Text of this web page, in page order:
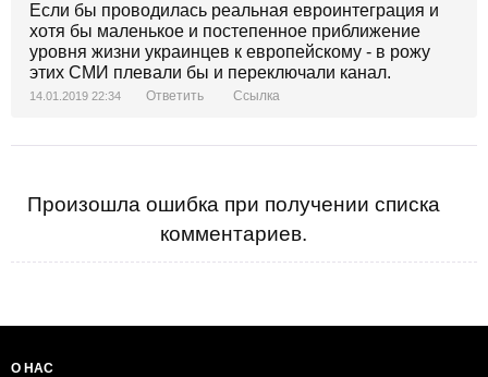
Если бы проводилась реальная евроинтеграция и
хотя бы маленькое и постепенное приближение
уровня жизни украинцев к европейскому - в рожу
этих СМИ плевали бы и переключали канал.
14.01.2019 22:34 Ответить Ссылка
Произошла ошибка при получении списка
комментариев.
О НАС